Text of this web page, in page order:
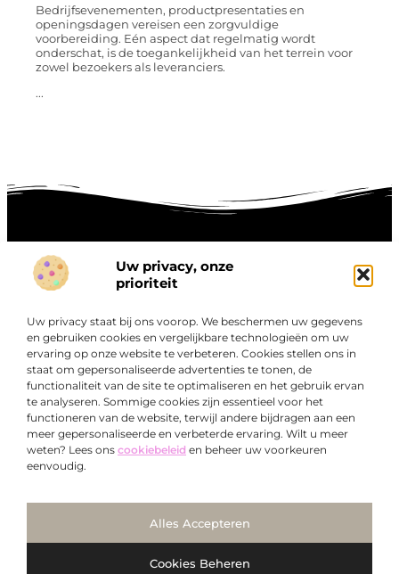
Uw privacy, onze
prioriteit
Uw privacy staat bij ons voorop. We beschermen uw gegevens
en gebruiken cookies en vergelijkbare technologieën om uw
ervaring op onze website te verbeteren. Cookies stellen ons in
staat om gepersonaliseerde advertenties te tonen, de
functionaliteit van de site te optimaliseren en het gebruik ervan
te analyseren. Sommige cookies zijn essentieel voor het
functioneren van de website, terwijl andere bijdragen aan een
meer gepersonaliseerde en verbeterde ervaring. Wilt u meer
weten? Lees ons cookiebeleid en beheer uw voorkeuren
eenvoudig.
Alles Accepteren
Cookies Beheren
Bedrijfsevenementen, productpresentaties en
openingsdagen vereisen een zorgvuldige
voorbereiding. Eén aspect dat regelmatig wordt
onderschat, is de toegankelijkheid van het terrein voor
zowel bezoekers als leveranciers.
...
Over
Bedrijf
“Ontdek een wereld van boeiende blogs en artikelen die
je zowel inspireren als informeren.”
Bij Exclusiefbedrijf.nl draait alles om het leveren van
kwalitatieve inzichten en verhalen die jouw dagelijks leven
verrijken en je uitdagen om verder te denken.
Onze informatie